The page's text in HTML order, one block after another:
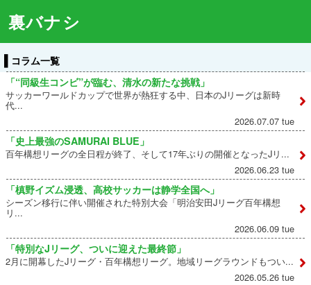
裏バナシ
コラム一覧
「“同級生コンビ”が臨む、清水の新たな挑戦」
サッカーワールドカップで世界が熱狂する中、日本のJリーグは新時
代...
2026.07.07 tue
「史上最強のSAMURAI BLUE」
百年構想リーグの全日程が終了、そして17年ぶりの開催となったJリ...
2026.06.23 tue
「槙野イズム浸透、高校サッカーは静学全国へ」
シーズン移行に伴い開催された特別大会「明治安田Jリーグ百年構想
リ...
2026.06.09 tue
「特別なJリーグ、ついに迎えた最終節」
2月に開幕したJリーグ・百年構想リーグ。地域リーグラウンドもつい...
2026.05.26 tue